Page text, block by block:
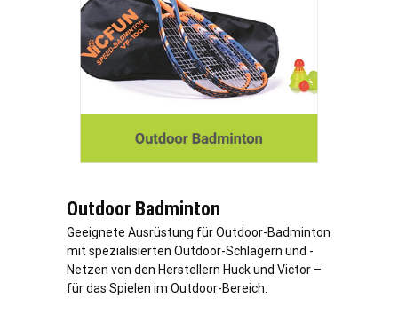
Outdoor Badminton
Geeignete Ausrüstung für Outdoor-Badminton
mit spezialisierten Outdoor-Schlägern und -
Netzen von den Herstellern Huck und Victor –
für das Spielen im Outdoor-Bereich.